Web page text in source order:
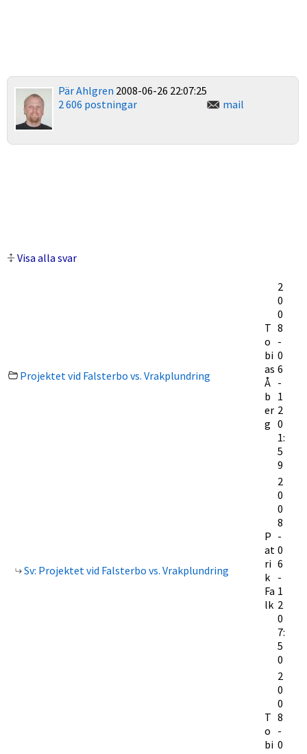
Pär Ahlgren 2008-06-26 22:07:25
2 606 postningar
mail
Visa alla svar
Projektet vid Falsterbo vs. Vrakplundring
T
o
bi
as
Å
b
er
g
2
0
0
8
-
0
6
-
1
2
0
1:
5
9
Sv: Projektet vid Falsterbo vs. Vrakplundring
P
at
ri
k
Fa
lk
2
0
0
8
-
0
6
-
1
2
0
7:
5
0
T
o
bi
2
0
0
8
-
0